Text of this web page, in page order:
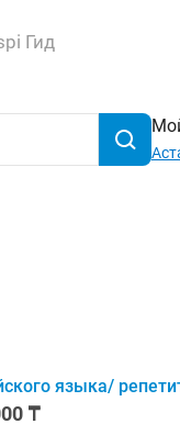
Гид
языка/
₸